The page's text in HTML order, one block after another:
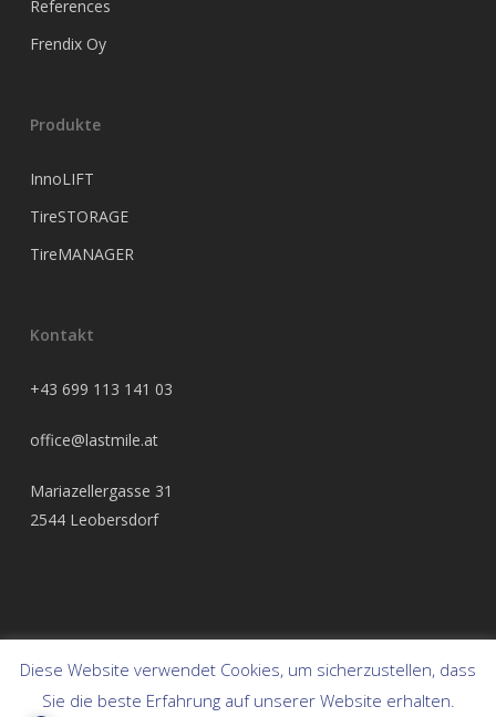
References
Frendix Oy
Produkte
InnoLIFT
TireSTORAGE
TireMANAGER
Kontakt
+43 699 113 141 03
office@lastmile.at
Mariazellergasse 31
2544 Leobersdorf
Diese Website verwendet Cookies, um sicherzustellen, dass
Sie die beste Erfahrung auf unserer Website erhalten.